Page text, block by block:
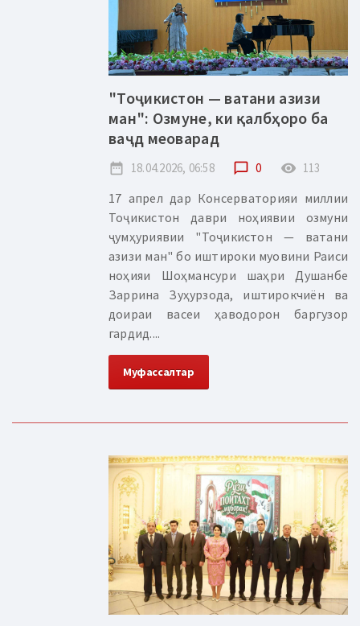
"Тоҷикистон — ватани азизи
ман": Озмуне, ки қалбҳоро ба
ваҷд меоварад
date_range 18.04.2026, 06:58 chat_bubble_outline 0 remove_red_eye 113
17 апрел дар Консерваторияи миллии
Тоҷикистон даври ноҳиявии озмуни
ҷумҳуриявии "Тоҷикистон — ватани
азизи ман" бо иштироки муовини Раиси
ноҳияи Шоҳмансури шаҳри Душанбе
Заррина Зуҳурзода, иштирокчиён ва
доираи васеи ҳаводорон баргузор
гардид....
Муфассалтар